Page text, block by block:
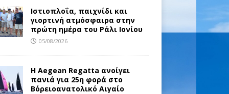
Ιστιοπλοΐα, παιχνίδι και
γιορτινή ατμόσφαιρα στην
πρώτη ημέρα του Ράλι Ιονίου
05/08/2026
Η Aegean Regatta ανοίγει
πανιά για 25η φορά στο
Βόρειοανατολικό Αιγαίο